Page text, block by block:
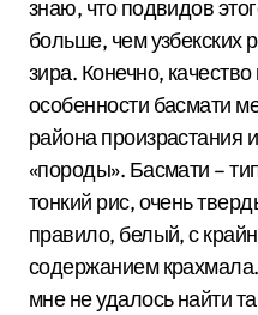
знаю, что подвидов
больше, чем узбекских
зира. Конечно,
особенности басмати
района произрастания
«породы». Басмати –
тонкий рис, очень
правило, белый, с
содержанием
мне не удалось найти